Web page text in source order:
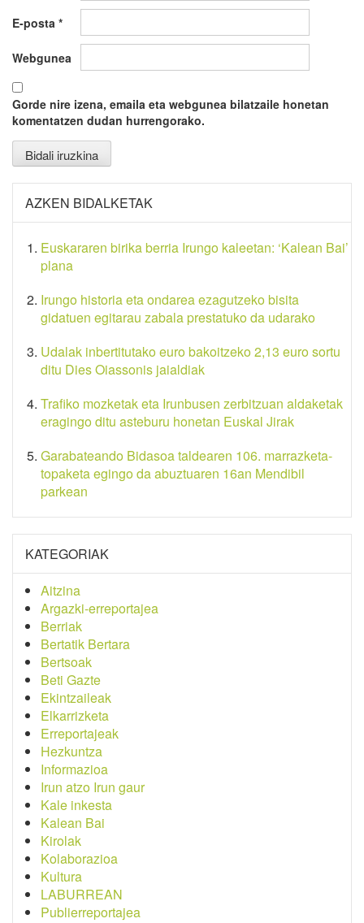
E-posta *
Webgunea
Gorde nire izena, emaila eta webgunea bilatzaile honetan
komentatzen dudan hurrengorako.
AZKEN BIDALKETAK
Euskararen birika berria Irungo kaleetan: ‘Kalean Bai’
plana
Irungo historia eta ondarea ezagutzeko bisita
gidatuen egitarau zabala prestatuko da udarako
Udalak inbertitutako euro bakoitzeko 2,13 euro sortu
ditu Dies Oiassonis jaialdiak
Trafiko mozketak eta Irunbusen zerbitzuan aldaketak
eragingo ditu asteburu honetan Euskal Jirak
Garabateando Bidasoa taldearen 106. marrazketa-
topaketa egingo da abuztuaren 16an Mendibil
parkean
KATEGORIAK
Aitzina
Argazki-erreportajea
Berriak
Bertatik Bertara
Bertsoak
Beti Gazte
Ekintzaileak
Elkarrizketa
Erreportajeak
Hezkuntza
Informazioa
Irun atzo Irun gaur
Kale inkesta
Kalean Bai
Kirolak
Kolaborazioa
Kultura
LABURREAN
Publierreportajea